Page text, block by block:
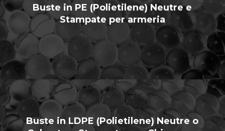
Buste in PE (Polietilene) Neutre e
Stampate per armeria
Buste in LDPE (Polietilene) Neutre o